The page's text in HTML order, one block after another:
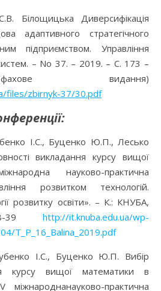
Білощицька Диверсифікація
адаптивного стратегічного
підприємством. Управління
– No 37. – 2019. – C. 173 –
видання)
/files/zbirnyk-37/30.pdf
І.С., Буценко Ю.П., Лесько
викладання курсу вищої
науково-практична
розвитком технологій.
розвитку освіти». – К.: КНУБА,
http://it.knuba.edu.ua/wp-
T_P_16_Balina_2019.pdf
І.С., Буценко Ю.П. Вибір
курсу вищої математики в
практична